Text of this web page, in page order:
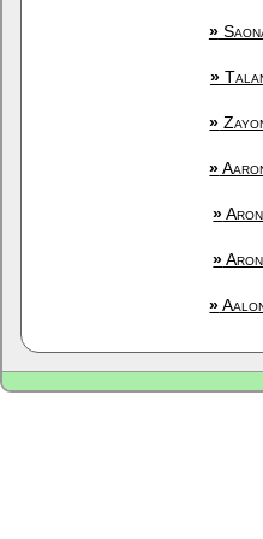
»
»
»
»
»
»
»